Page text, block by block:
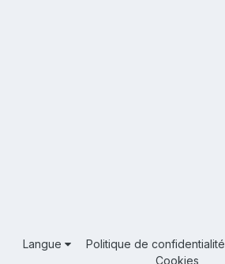
Langue Politique de confidentialité
Cookies